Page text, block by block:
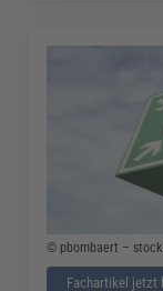
© pbombaert –
Fachartikel jetzt